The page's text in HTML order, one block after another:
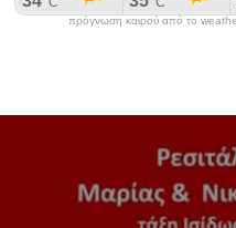
πρόγνωση καιρού από το